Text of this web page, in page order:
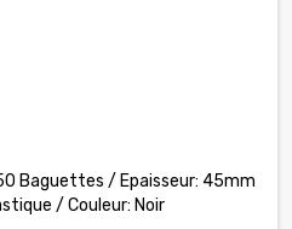
Baguettes / Epaisseur: 45mm
/ Couleur: Noir